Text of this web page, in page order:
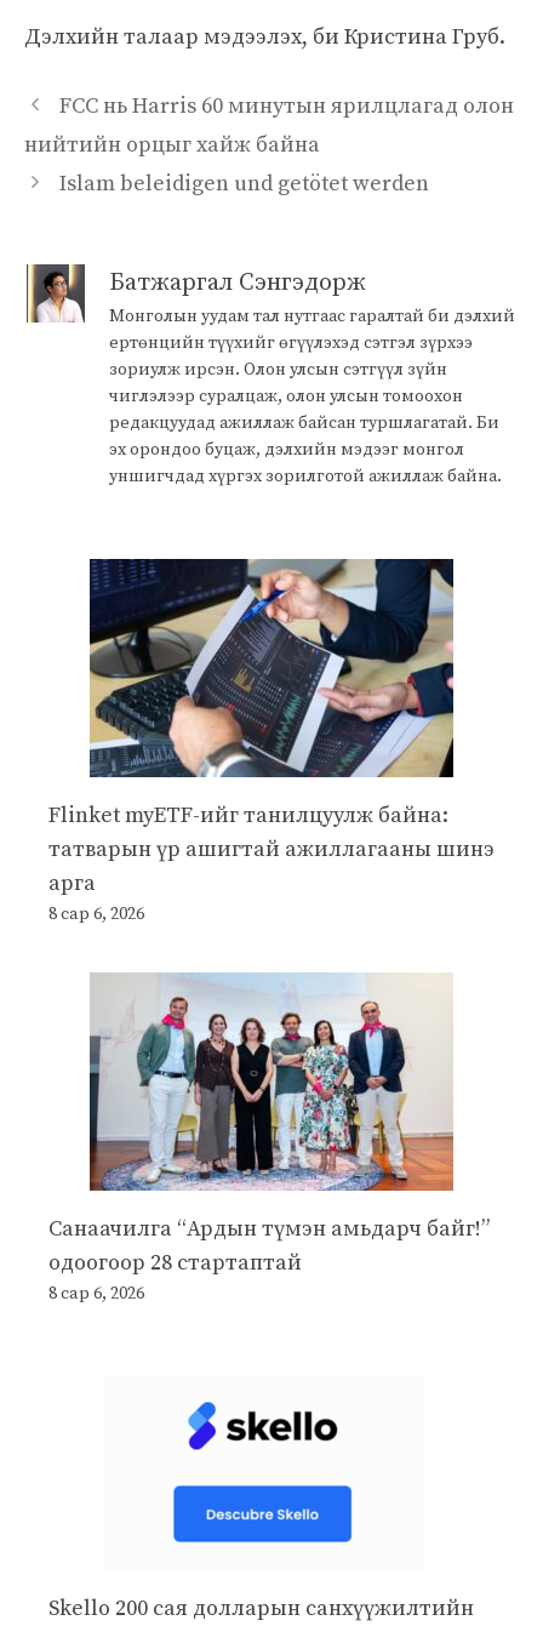
Дэлхийн талаар мэдээлэх, би Кристина Груб.
FCC нь Harris 60 минутын ярилцлагад олон
нийтийн орцыг хайж байна
Islam beleidigen und getötet werden
Батжаргал Сэнгэдорж
Монголын уудам тал нутгаас гаралтай би дэлхий
ертөнцийн түүхийг өгүүлэхэд сэтгэл зүрхээ
зориулж ирсэн. Олон улсын сэтгүүл зүйн
чиглэлээр суралцаж, олон улсын томоохон
редакцуудад ажиллаж байсан туршлагатай. Би
эх орондоо буцаж, дэлхийн мэдээг монгол
уншигчдад хүргэх зорилготой ажиллаж байна.
Flinket myETF-ийг танилцуулж байна:
татварын үр ашигтай ажиллагааны шинэ
арга
8 сар 6, 2026
Санаачилга “Ардын түмэн амьдарч байг!”
одоогоор 28 стартаптай
8 сар 6, 2026
Skello 200 сая долларын санхүүжилтийн